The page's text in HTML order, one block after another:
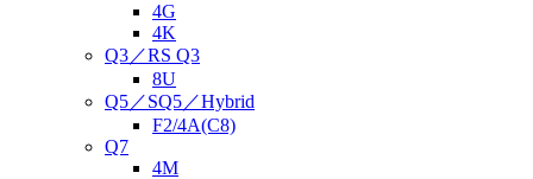
4G
4K
Q3／RS Q3
8U
Q5／SQ5／Hybrid
F2/4A(C8)
Q7
4M